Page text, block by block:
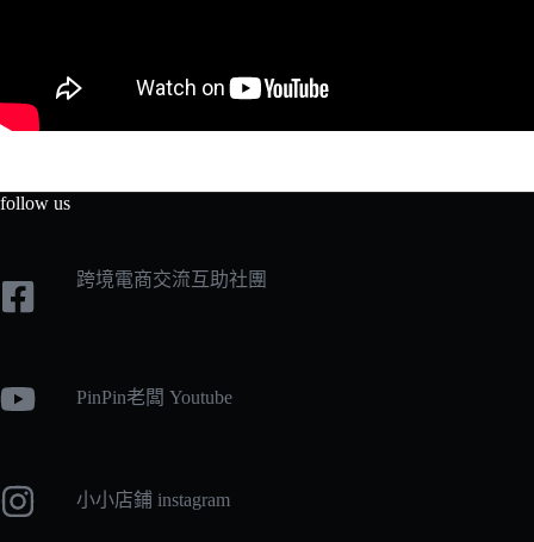
follow us
跨境電商交流互助社團
PinPin老闆 Youtube
小小店鋪 instagram